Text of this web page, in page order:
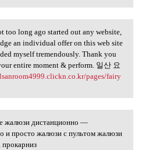
too long ago
too long ago started out any website,
an individual offer on this web site
myself tremendously. Thank you
entire moment & perform. 일산 요
pages/fairy
жалюзи
жалюзи дистанционно —
и просто жалюзи с пультом жалюзи
прокарниз